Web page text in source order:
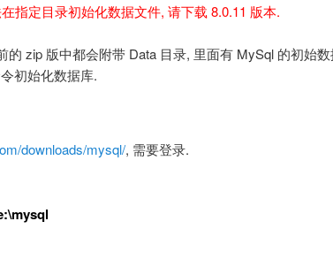
指定目录初始化数据文件, 请下载 8.0.11 版本.
的 zip 版中都会附带 Data 目录, 里面有 MySql 的初始
初始化数据库.
downloads/mysql/, 需要登录.